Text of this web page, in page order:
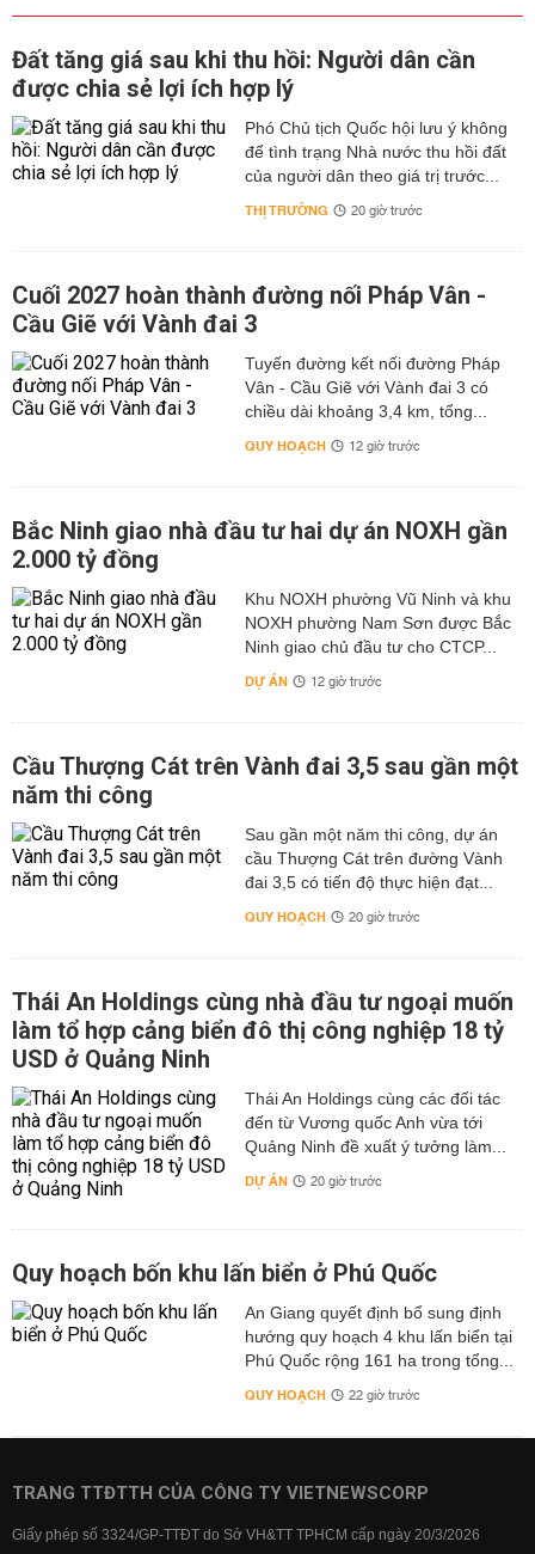
Đất tăng giá sau khi thu hồi: Người dân cần
được chia sẻ lợi ích hợp lý
Phó Chủ tịch Quốc hội lưu ý không
để tình trạng Nhà nước thu hồi đất
của người dân theo giá trị trước...
THỊ TRƯỜNG 20 giờ trước
Cuối 2027 hoàn thành đường nối Pháp Vân -
Cầu Giẽ với Vành đai 3
Tuyến đường kết nối đường Pháp
Vân - Cầu Giẽ với Vành đai 3 có
chiều dài khoảng 3,4 km, tổng...
QUY HOẠCH 12 giờ trước
Bắc Ninh giao nhà đầu tư hai dự án NOXH gần
2.000 tỷ đồng
Khu NOXH phường Vũ Ninh và khu
NOXH phường Nam Sơn được Bắc
Ninh giao chủ đầu tư cho CTCP...
DỰ ÁN 12 giờ trước
Cầu Thượng Cát trên Vành đai 3,5 sau gần một
năm thi công
Sau gần một năm thi công, dự án
cầu Thượng Cát trên đường Vành
đai 3,5 có tiến độ thực hiện đạt...
QUY HOẠCH 20 giờ trước
Thái An Holdings cùng nhà đầu tư ngoại muốn
làm tổ hợp cảng biển đô thị công nghiệp 18 tỷ
USD ở Quảng Ninh
Thái An Holdings cùng các đối tác
đến từ Vương quốc Anh vừa tới
Quảng Ninh đề xuất ý tưởng làm...
DỰ ÁN 20 giờ trước
Quy hoạch bốn khu lấn biển ở Phú Quốc
An Giang quyết định bổ sung định
hướng quy hoạch 4 khu lấn biển tại
Phú Quốc rộng 161 ha trong tổng...
QUY HOẠCH 22 giờ trước
TRANG TTĐTTH CỦA CÔNG TY VIETNEWSCORP
Giấy phép số 3324/GP-TTĐT do Sở VH&TT TPHCM cấp ngày 20/3/2026